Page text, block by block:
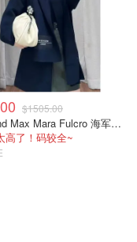
$1505.00
Weekend Max Mara Fulcro 海军蓝围巾外套
高了！码较全~